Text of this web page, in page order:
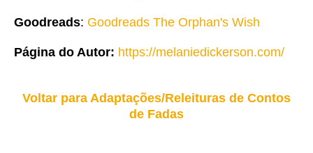
Goodreads: Goodreads The Orphan's Wish
Página do Autor: https://melaniedickerson.com/
Voltar para Adaptações/Releituras de Contos
de Fadas